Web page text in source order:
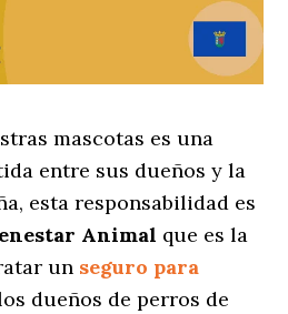
mascotas es una
entre sus dueños y la
esta responsabilidad es
Animal que es la
un seguro para
dueños de perros de